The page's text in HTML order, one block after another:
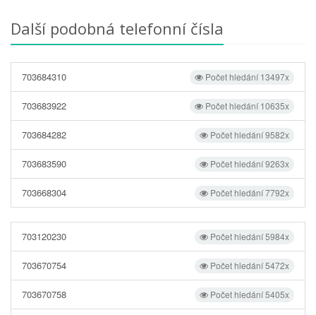
Další podobná telefonní čísla
Počet hledání 13497x
703684310
Počet hledání 10635x
703683922
Počet hledání 9582x
703684282
Počet hledání 9263x
703683590
Počet hledání 7792x
703668304
Počet hledání 5984x
703120230
Počet hledání 5472x
703670754
Počet hledání 5405x
703670758